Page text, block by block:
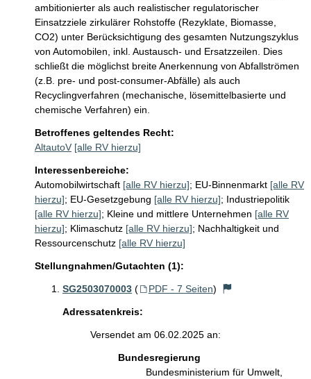
ambitionierter als auch realistischer regulatorischer
Einsatzziele zirkulärer Rohstoffe (Rezyklate, Biomasse,
CO2) unter Berücksichtigung des gesamten Nutzungszyklus
von Automobilen, inkl. Austausch- und Ersatzzeilen. Dies
schließt die möglichst breite Anerkennung von Abfallströmen
(z.B. pre- und post-consumer-Abfälle) als auch
Recyclingverfahren (mechanische, lösemittelbasierte und
chemische Verfahren) ein.
Betroffenes geltendes Recht:
AltautoV [alle RV hierzu]
Interessenbereiche:
Automobilwirtschaft [alle RV hierzu]; EU-Binnenmarkt [alle RV
hierzu]; EU-Gesetzgebung [alle RV hierzu]; Industriepolitik
[alle RV hierzu]; Kleine und mittlere Unternehmen [alle RV
hierzu]; Klimaschutz [alle RV hierzu]; Nachhaltigkeit und
Ressourcenschutz [alle RV hierzu]
Stellungnahmen/Gutachten (1):
SG2503070003 ( PDF - 7 Seiten)
Adressatenkreis:
Versendet am 06.02.2025 an:
Bundesregierung
Bundesministerium für Umwelt,